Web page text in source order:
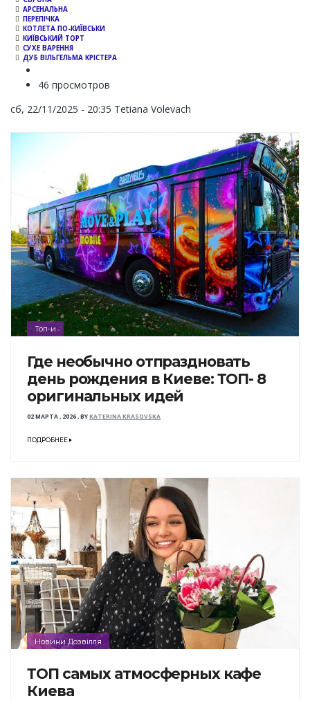
АРСЕНАЛЬНА
ПЕРЕПІЧКА
КОТЛЕТА ПО-КИЇВСЬКИ
КИЇВСЬКИЙ ТОРТ
СУХЕ ВАРЕННЯ
ДУБ ВІЛЬГЕЛЬМА КРІСТЕРА
46 просмотров
сб, 22/11/2025 - 20:35 Tetiana Volevach
Топ-и
Где необычно отпраздновать
день рождения в Киеве: ТОП- 8
оригинальных идей
02 МАРТА , 2026,BYKATERINA KRASOVSKA
ПОДРОБНЕЕ
Новини Дозвілля
ТОП самых атмосферных кафе
Киева